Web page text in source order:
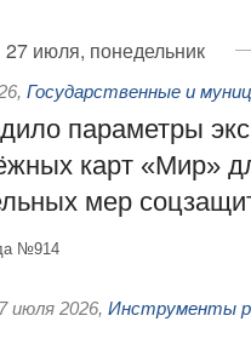
27 июля, понедельник
, Государственные и
параметры
карт «Мир»
мер
№914
июля 2026, Инструменты